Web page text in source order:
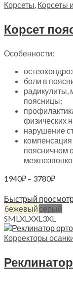
Корсеты, Корсеты
Особенности:
боли в
поясницы;
физических
нарушение
поясничном
1940₽ – 3780₽
–
Быстрый
бежевый серый
SMLXLXXL3XL
Корректоры